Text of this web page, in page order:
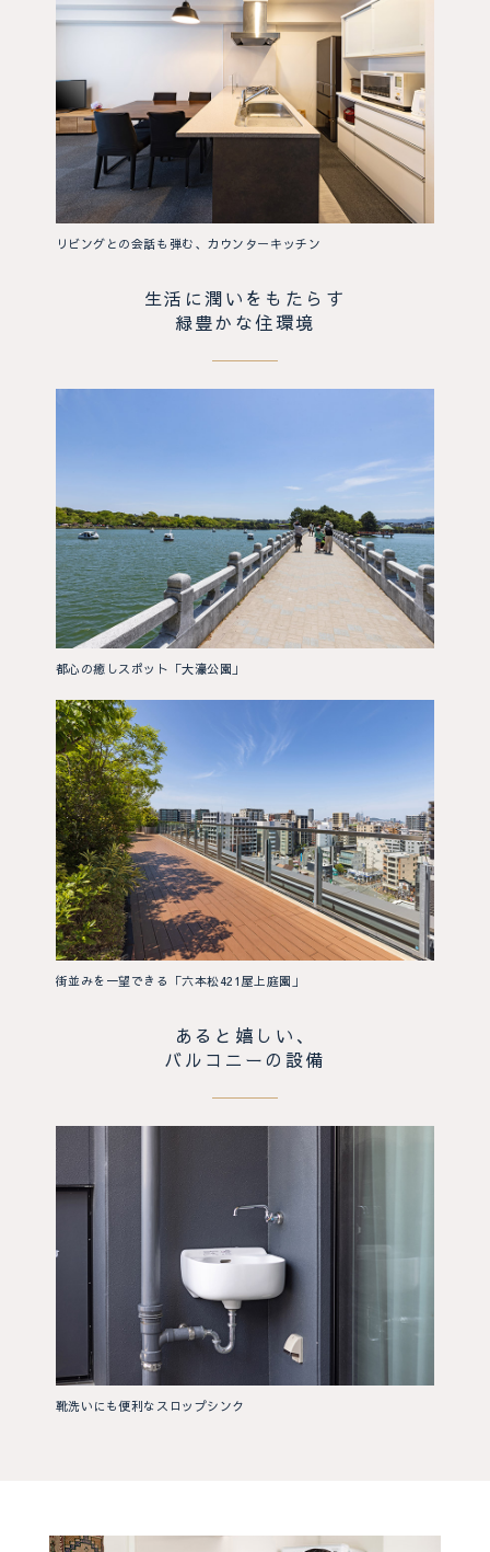
リビングとの会話も弾む、カウンターキッチン
生活に潤いをもたらす
緑豊かな住環境
都心の癒しスポット「大濠公園」
街並みを一望できる「六本松421屋上庭園」
あると嬉しい、
バルコニーの設備
靴洗いにも便利なスロップシンク